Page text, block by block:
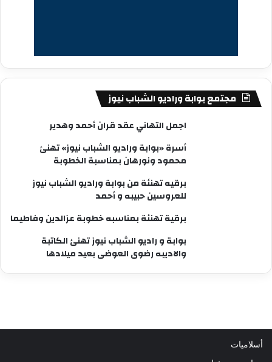
مجتمع بوابة وراديو الشباب نيوز
اجمل التهاني عقد قران أحمد وهدير
أسرة «بوابة وراديو الشباب نيوز» تهنئ
محمود ونورهان بمناسبة الخطوبة
برقيه تهنئة من بوابة وراديو الشباب نيوز
للعروسين حبيبه و أحمد
برقية تهنئة بمناسبه خطوبة عزالدين وفاطيما
بوابة و راديو الشباب نيوز تهنئ الكاتبة
والاديبه رضوى العوضى بعيد ميلادها
أسلاميات